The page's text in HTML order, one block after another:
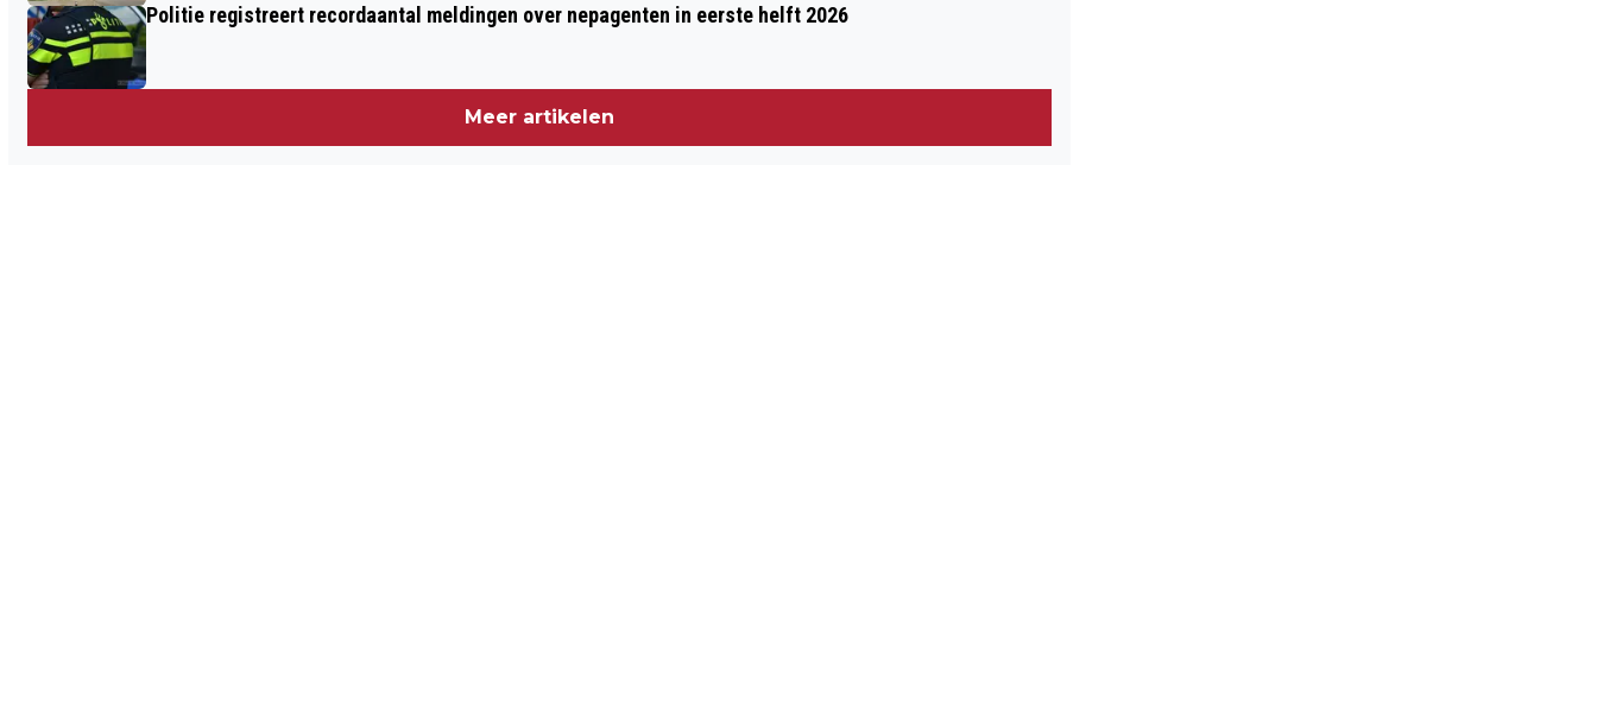
Politie registreert recordaantal meldingen over nepagenten in eerste helft 2026
Meer artikelen